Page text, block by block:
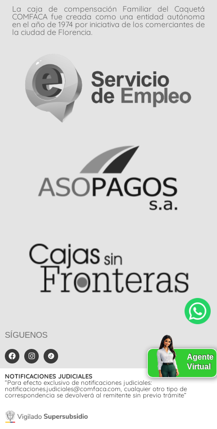
La caja de compensación Familiar del Caquetá
COMFACA fue creada como una entidad autónoma
en el año de 1974 por iniciativa de los comerciantes de
la ciudad de Florencia.
SÍGUENOS
NOTIFICACIONES JUDICIALES
“Para efecto exclusivo de notificaciones judiciales:
notificaciones.judiciales@comfaca.com, cualquier otro tipo de
correspondencia se devolverá al remitente sin previo trámite”
Agente
Virtual